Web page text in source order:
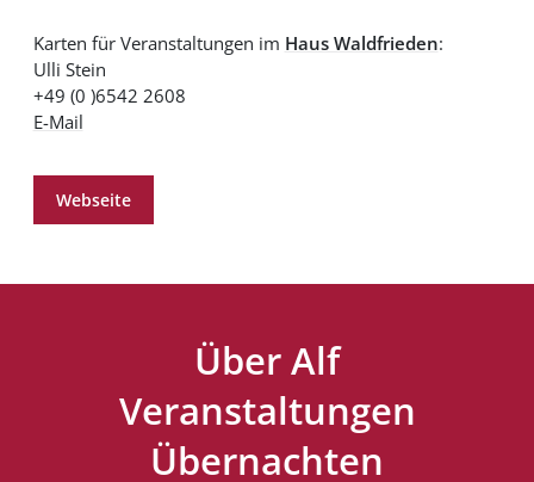
Karten für Veranstaltungen im Haus Waldfrieden:
Ulli Stein
+49 (0 )6542 2608
E-Mail
Webseite
Über Alf
Veranstaltungen
Übernachten